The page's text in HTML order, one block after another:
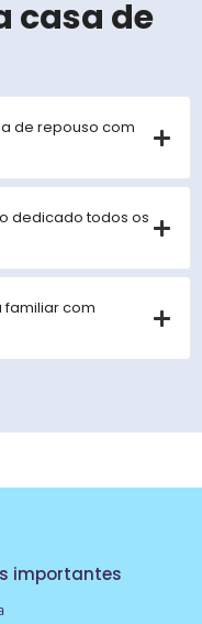
casa de
de repouso com
dedicado todos os
familiar com
importantes